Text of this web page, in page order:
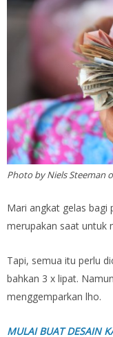
Photo by Niels Steeman
Mari angkat gelas bagi
merupakan saat untuk
Tapi, semua itu perlu
bahkan 3 x lipat.
menggemparkan lho.
MULAI BUAT DESAIN